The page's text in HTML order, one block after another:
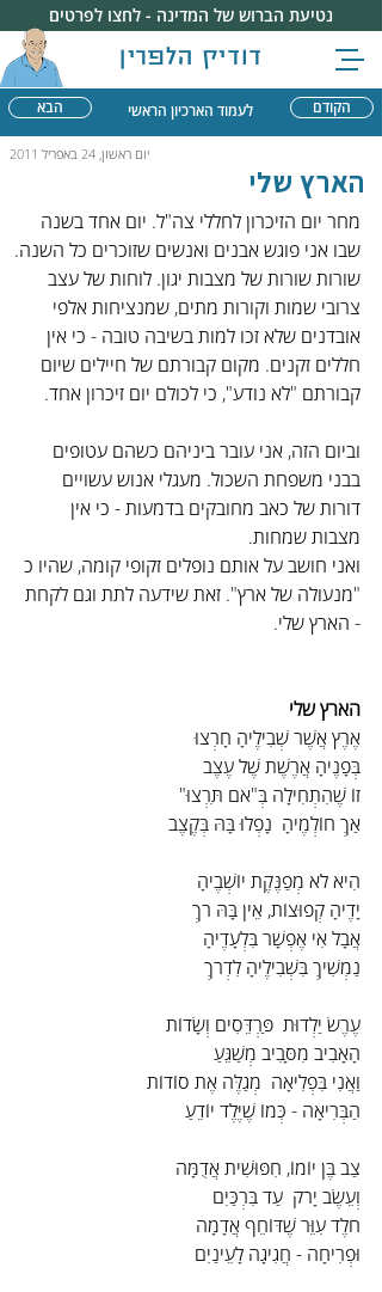
דודיק הלפרין
נטיעת הברוש של המדינה - לחצו לפרטים
הבא הקודם לעמוד הארכיון הראשי
יום ראשון, 24 באפריל 2011
הארץ שלי
מחר יום הזיכרון לחללי צה"ל. יום אחד בשנה
שבו אני פוגש אבנים ואנשים שזוכרים כל השנה.
שורות שורות של מצבות יגון. לוחות של עצב
צרובי שמות וקורות מתים, שמנציחות אלפי
אובדנים שלא זכו למות בשיבה טובה - כי אין
חללים זקנים. מקום קבורתם של חיילים שיום
קבורתם "לא נודע", כי לכולם יום זיכרון אחד.
וביום הזה, אני עובר ביניהם כשהם עטופים
בבני משפחת השכול. מעגלי אנוש עשויים
דורות של כאב מחובקים בדמעות - כי אין
מצבות שמחות.
ואני חושב על אותם נופלים זקופי קומה, שהיו כ
"מנעולה של ארץ". זאת שידעה לתת וגם לקחת
- הארץ שלי.
הארץ שלי
אֶרֶץ אֲשֶׁר שְׁבִילֶיהָ חָרְצוּ
בְּפָנֶיהָ אֲרֶשֶׁת שֶׁל עֶצֶב
זוֹ שֶׁהִתְחִילָה בְּ"אם תִּרְצוּ"
אַךְ חוֹלְמֶיהָ  נָפְלוּ בָּהּ בְּקֶצֶב
הִיא לֹא מְפַנֶּקֶת יוֹשְׁבֶיהָ
יָדֶיהָ קְפוּצוֹת, אֵין בָּהּ רֹךְ
אֲבָל אִי אֶפְשָׁר בִּלְעָדֶיהָ
נַמְשִׁיךְ בִּשְׁבִילֶיהָ לִדְרֹךְ
עֶרֶשׂ יַלְדוּת  פַּרְדֵּסִים וְשָׂדוֹת
הָאָבִיב מִסָּבִיב מְשַׁגֵּעַ
וַאֲנִי בִּפְלִיאָה  מְגַלֶּה אֶת סוֹדוֹת
הַבְּרִיאָה - כְּמוֹ שֶׁיֶּלֶד יוֹדֵעַ
צַב בֶּן יוֹמוֹ, חִפּוּשִׁית אֲדֻמָּה
וְעֵשֶׂב יָרֹק  עַד בִּרְכַּיִם
חֹלֶד עִוֵּר שֶׁדּוֹחֵף אֲדָמָה
וּפְרִיחָה - חֲגִיגָה לָעֵינַיִם